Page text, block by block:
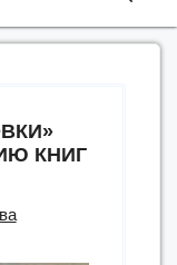
КНИГ